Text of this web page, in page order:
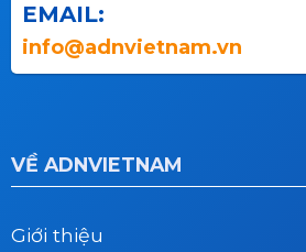
EMAIL:
info@adnvietnam.vn
VỀ ADNVIETNAM
Giới thiệu